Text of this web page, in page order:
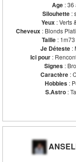
Age : 36
Silouhette :
Yeux : Verts
Cheveux : Blonds
Taille :
Je Déteste:
Ici pour :
Signes :
Caractère :
Hobbies :
S.Astro :